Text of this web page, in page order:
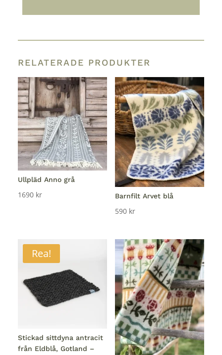
RELATERADE PRODUKTER
Ullpläd Anno grå
1690 kr Barnfilt Arvet blå
590 kr
Rea!
Stickad sittdyna antracit
från Eldblå, Gotland –